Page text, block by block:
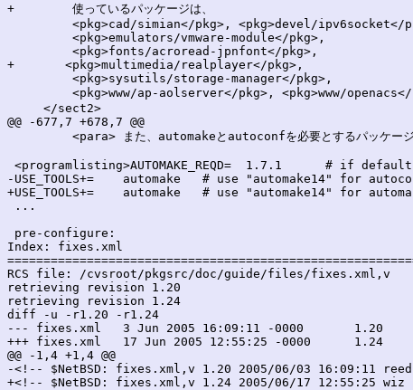
+        使っているパッケージは、
<pkg>cad/simian</pkg>, <pkg>devel/ipv6socket</
         <pkg>emulators/vmware-module</pkg>,
         <pkg>fonts/acroread-jpnfont</pkg>,
+	<pkg>multimedia/realplayer</pkg>,
         <pkg>sysutils/storage-manager</pkg>,
<pkg>www/ap-aolserver</pkg>, <pkg>www/openacs</
     </sect2>
@@ -677,7 +678,7 @@
<para> また、automakeとautoconfを必要とするパッケー
<programlisting>AUTOMAKE_REQD=  1.7.1      # if
-USE_TOOLS+=	automake   # use "automake14" for autoconf-1.4
+USE_TOOLS+=	automake   # use "automake14" for automake-1.4
...
pre-configure:
Index: fixes.xml
RCS file: /cvsroot/pkgsrc/doc/guide/files/fixes.xml,v
retrieving revision 1.20
retrieving revision 1.24
diff -u -r1.20 -r1.24
--- fixes.xml	3 Jun 2005 16:09:11 -0000	1.20
+++ fixes.xml	17 Jun 2005 12:55:25 -0000	1.24
@@ -1,4 +1,4 @@
-<!-- $NetBSD: fixes.xml,v 1.20 2005/06/03 16:09:11
+<!-- $NetBSD: fixes.xml,v 1.24 2005/06/17 12:55:25 wiz